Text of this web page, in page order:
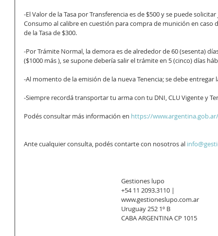
-El Valor de la Tasa por Transferencia es de $500 y se puede
Consumo al calibre en cuestión para compra de munición en
de la Tasa de $300.
-Por Trámite Normal, la demora es de alrededor de 60 (sesenta)
($1000 más ), se supone debería salir el trámite en 5 (cinco) días
-Al momento de la emisión de la nueva Tenencia; se debe entregar
-Siempre recordá transportar tu arma con tu DNI, CLU Vigente y
Podés consultar más información en https://
Ante cualquier consulta, podés contarte con nosotros al
Gestiones lupo
+54 11 2093.3110 |
www.gestioneslupo.com.ar
Uruguay 252 1º B
CABA ARGENTINA CP 1015